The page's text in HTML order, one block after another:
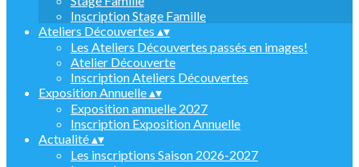
Inscription Stage Famille
Ateliers Découvertes ▴▾
Les Ateliers Découvertes passés en images!
Atelier Découverte
Inscription Ateliers Découvertes
Exposition Annuelle▴▾
Exposition annuelle 2027
Inscription Exposition Annuelle
Actualité▴▾
Les inscriptions Saison 2026-2027